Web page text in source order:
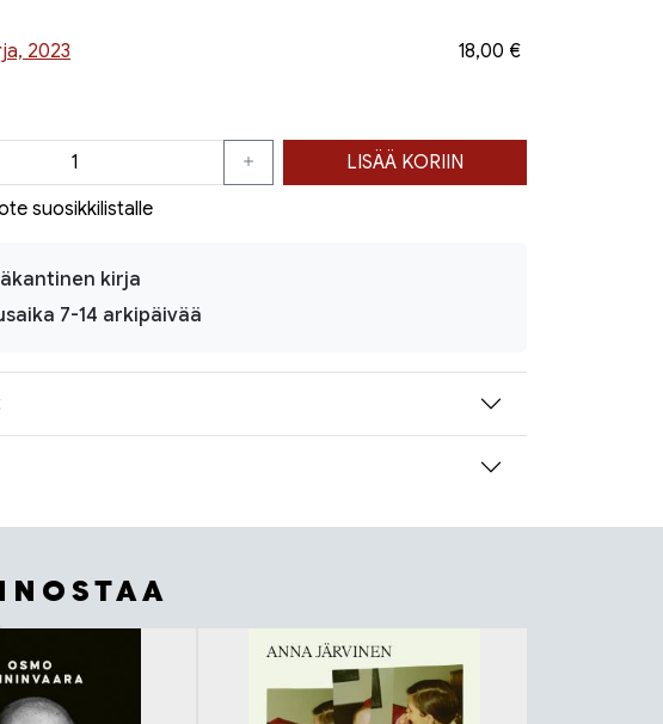
2023
18,00 €
LISÄÄ KORIIN
suosikkilistalle
kirja
7-14 arkipäivää